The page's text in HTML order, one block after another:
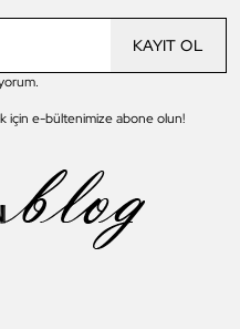
KAYIT OL
için e-bültenimize abone olun!